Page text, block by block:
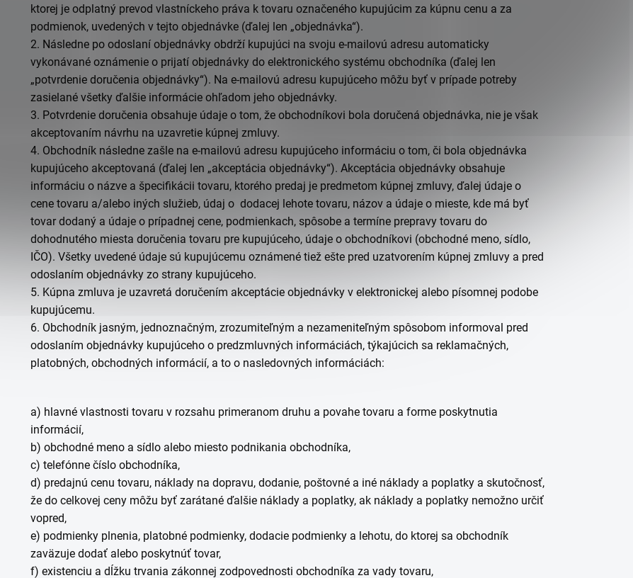
ktorej je odplatný prevod vlastníckeho práva k tovaru označeného kupujúcim za kúpnu cenu a za
podmienok, uvedených v tejto objednávke (ďalej len „objednávka“).
2. Následne po odoslaní objednávky obdrží kupujúci na svoju e-mailovú adresu automaticky
vykonávané oznámenie o prijatí objednávky do elektronického systému obchodníka (ďalej len
„potvrdenie doručenia objednávky“). Na e-mailovú adresu kupujúceho môžu byť v prípade potreby
zasielané všetky ďalšie informácie ohľadom jeho objednávky.
3. Potvrdenie doručenia obsahuje údaje o tom, že obchodníkovi bola doručená objednávka, nie je však
akceptovaním návrhu na uzavretie kúpnej zmluvy.
4. Obchodník následne zašle na e-mailovú adresu kupujúceho informáciu o tom, či bola objednávka
kupujúceho akceptovaná (ďalej len „akceptácia objednávky“). Akceptácia objednávky obsahuje
informáciu o názve a špecifikácii tovaru, ktorého predaj je predmetom kúpnej zmluvy, ďalej údaje o
cene tovaru a/alebo iných služieb, údaj o dodacej lehote tovaru, názov a údaje o mieste, kde má byť
tovar dodaný a údaje o prípadnej cene, podmienkach, spôsobe a termíne prepravy tovaru do
dohodnutého miesta doručenia tovaru pre kupujúceho, údaje o obchodníkovi (obchodné meno, sídlo,
IČO). Všetky uvedené údaje sú kupujúcemu oznámené tiež ešte pred uzatvorením kúpnej zmluvy a pred
odoslaním objednávky zo strany kupujúceho.
5. Kúpna zmluva je uzavretá doručením akceptácie objednávky v elektronickej alebo písomnej podobe
kupujúcemu.
6. Obchodník jasným, jednoznačným, zrozumiteľným a nezameniteľným spôsobom informoval pred
odoslaním objednávky kupujúceho o predzmluvných informáciách, týkajúcich sa reklamačných,
platobných, obchodných informácií, a to o nasledovných informáciách:
a) hlavné vlastnosti tovaru v rozsahu primeranom druhu a povahe tovaru a forme poskytnutia
informácií,
b) obchodné meno a sídlo alebo miesto podnikania obchodníka,
c) telefónne číslo obchodníka,
d) predajnú cenu tovaru, náklady na dopravu, dodanie, poštovné a iné náklady a poplatky a skutočnosť,
že do celkovej ceny môžu byť zarátané ďalšie náklady a poplatky, ak náklady a poplatky nemožno určiť
vopred,
e) podmienky plnenia, platobné podmienky, dodacie podmienky a lehotu, do ktorej sa obchodník
zaväzuje dodať alebo poskytnúť tovar,
f) existenciu a dĺžku trvania zákonnej zodpovednosti obchodníka za vady tovaru,